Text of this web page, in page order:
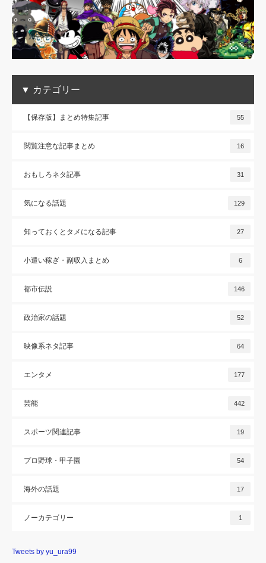
▼ カテゴリー
【保存版】まとめ特集記事 55
閲覧注意な記事まとめ 16
おもしろネタ記事 31
気になる話題 129
知っておくとタメになる記事 27
小遣い稼ぎ・副収入まとめ 6
都市伝説 146
政治家の話題 52
映像系ネタ記事 64
エンタメ 177
芸能 442
スポーツ関連記事 19
プロ野球・甲子園 54
海外の話題 17
ノーカテゴリー 1
Tweets by yu_ura99